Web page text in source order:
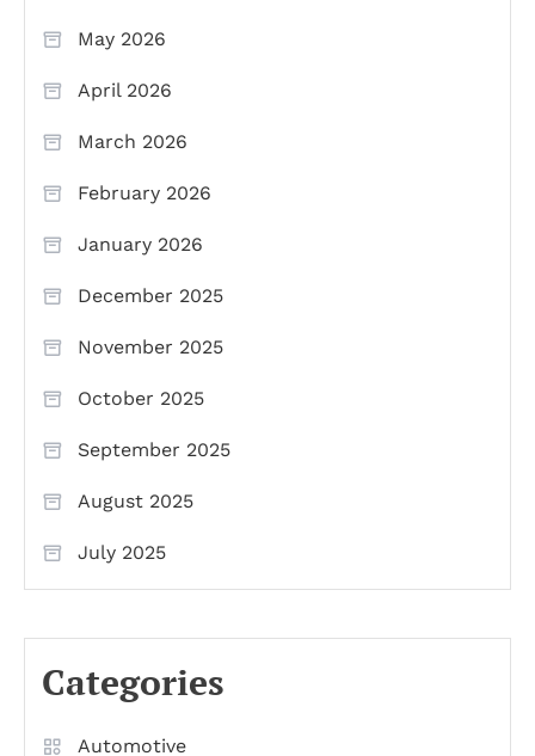
May 2026
April 2026
March 2026
February 2026
January 2026
December 2025
November 2025
October 2025
September 2025
August 2025
July 2025
Categories
Automotive